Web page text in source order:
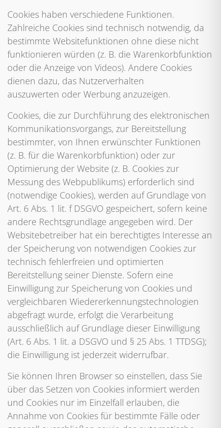
Cookies haben verschiedene Funktionen.
Zahlreiche Cookies sind technisch notwendig, da
bestimmte Websitefunktionen ohne diese nicht
funktionieren würden (z. B. die Warenkorbfunktion
oder die Anzeige von Videos). Andere Cookies
dienen dazu, das Nutzerverhalten
auszuwerten oder Werbung anzuzeigen.
Cookies, die zur Durchführung des elektronischen
Kommunikationsvorgangs, zur Bereitstellung
bestimmter, von Ihnen erwünschter Funktionen
(z. B. für die Warenkorbfunktion) oder zur
Optimierung der Website (z. B. Cookies zur
Messung des Webpublikums) erforderlich sind
(notwendige Cookies), werden auf Grundlage von
Art. 6 Abs. 1 lit. f DSGVO gespeichert, sofern keine
andere Rechtsgrundlage angegeben wird. Der
Websitebetreiber hat ein berechtigtes Interesse an
der Speicherung von notwendigen Cookies zur
technisch fehlerfreien und optimierten
Bereitstellung seiner Dienste. Sofern eine
Einwilligung zur Speicherung von Cookies und
vergleichbaren Wiedererkennungstechnologien
abgefragt wurde, erfolgt die Verarbeitung
ausschließlich auf Grundlage dieser Einwilligung
(Art. 6 Abs. 1 lit. a DSGVO und § 25 Abs. 1 TTDSG);
die Einwilligung ist jederzeit widerrufbar.
Sie können Ihren Browser so einstellen, dass Sie
über das Setzen von Cookies informiert werden
und Cookies nur im Einzelfall erlauben, die
Annahme von Cookies für bestimmte Fälle oder